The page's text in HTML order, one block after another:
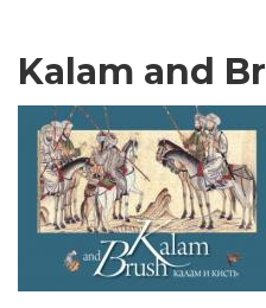
Kalam and